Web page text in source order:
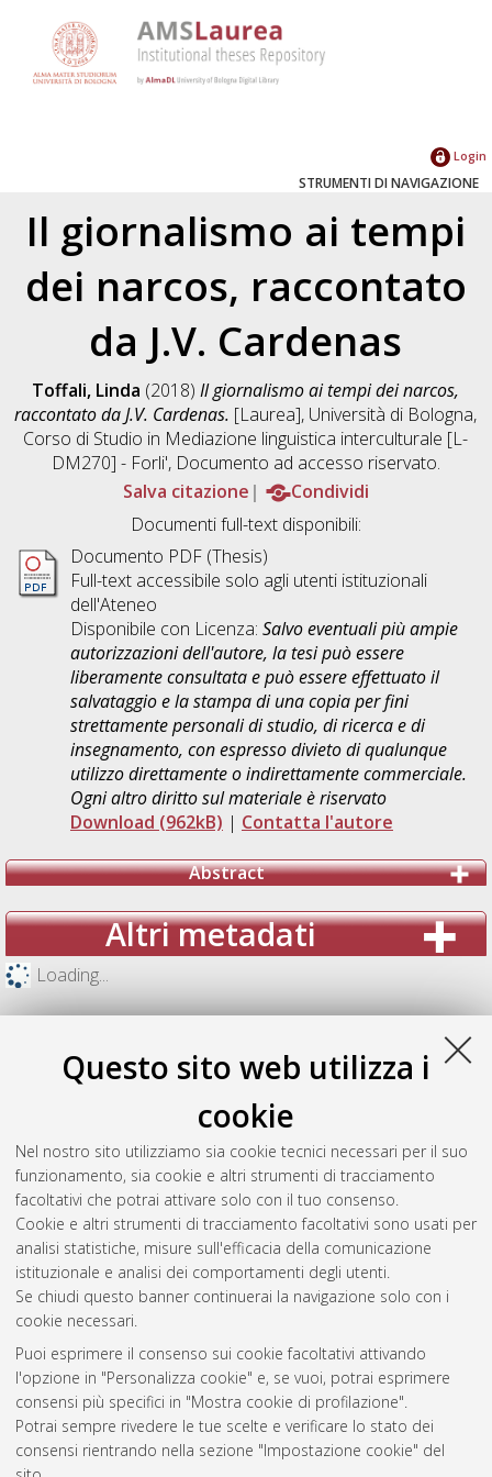
Questo sito web utilizza i
cookie
Nel nostro sito utilizziamo sia cookie tecnici necessari per il suo
funzionamento, sia cookie e altri strumenti di tracciamento
facoltativi che potrai attivare solo con il tuo consenso.
Cookie e altri strumenti di tracciamento facoltativi sono usati per
analisi statistiche, misure sull'efficacia della comunicazione
istituzionale e analisi dei comportamenti degli utenti.
Se chiudi questo banner continuerai la navigazione solo con i
cookie necessari.
Puoi esprimere il consenso sui cookie facoltativi attivando
l'opzione in "Personalizza cookie" e, se vuoi, potrai esprimere
consensi più specifici in "Mostra cookie di profilazione".
Potrai sempre rivedere le tue scelte e verificare lo stato dei
consensi rientrando nella sezione "Impostazione cookie" del
Login
STRUMENTI DI NAVIGAZIONE
Il giornalismo ai tempi
dei narcos, raccontato
da J.V. Cardenas
Toffali, Linda (2018)Il giornalismo ai tempi dei narcos,
raccontato da J.V. Cardenas. [Laurea], Università di Bologna,
Corso di Studio in Mediazione linguistica interculturale [L-
DM270] - Forli', Documento ad accesso riservato.
Salva citazione
Condividi
Documenti full-text disponibili:
Documento PDF (Thesis)
Full-text accessibile solo agli utenti istituzionali
dell'Ateneo
Disponibile con Licenza: Salvo eventuali più ampie
autorizzazioni dell'autore, la tesi può essere
liberamente consultata e può essere effettuato il
salvataggio e la stampa di una copia per fini
strettamente personali di studio, di ricerca e di
insegnamento, con espresso divieto di qualunque
utilizzo direttamente o indirettamente commerciale.
Ogni altro diritto sul materiale è riservato
Download (962kB) | Contatta l'autore
Abstract
Altri metadati
Loading...
Gestione del documento:
Atom
Rss 1.0
Rss 2.0